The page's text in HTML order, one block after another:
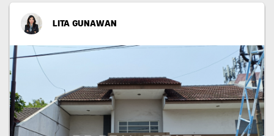
LITA GUNAWAN